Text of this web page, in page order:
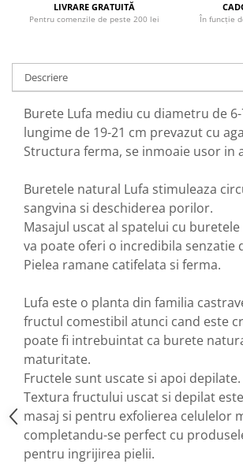
GreenPoint Trade (3 produse)
Health Advisors (9 produse)
Hegron Cosmetics BV (5 produse)
Irisana (5 produse)
Jack N' Jill (20 produse)
Laboratoarele Remedia (98
Laboratoire Francodex (15
produse)
Landgarten GMBH & CO.KG. (13
produse)
Lavera (4 produse)
Liking S.p.A. (3 produse)
Mebra Brasov (54 produse)
Nateen (28 produse)
Nature Tech (11 produse)
Ommia Skincare & Mothercare (9
Produse)
Protectie Anti-Insecte
Pudre
Sapun Natural Handmade
Sare de Baie
Scrub de Corp
Servetele Umede/Hartie Igienica
Spumant de Baie
Ulei de Masaj
Uleiuri Esentiale
Unguente
LIVRARE GRATUITĂ
Pentru comenzile de peste 200 lei În funcție
Descriere
Burete Lufa mediu cu diametru de
lungime de 19-21 cm prevazut cu
Structura ferma, se inmoaie usor in
Buretele natural Lufa stimuleaza
sangvina si deschiderea porilor.
Masajul uscat al spatelui cu
va poate oferi o incredibila senzatie
Pielea ramane catifelata si ferma.
Lufa este o planta din familia
fructul comestibil atunci cand este
poate fi intrebuintat ca burete
maturitate.
Fructele sunt uscate si apoi depilate.
Textura fructului uscat si depilat
masaj si pentru exfolierea celulelor
completandu-se perfect cu
pentru ingrijirea pielii.